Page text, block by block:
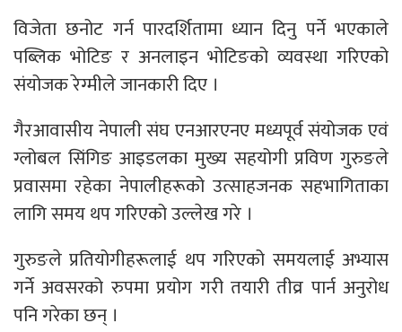
विजेता छनोट गर्न पारदर्शितामा ध्यान दिनु पर्ने भएकाले
पब्लिक भोटिङ र अनलाइन भोटिङको व्यवस्था गरिएको
संयोजक रेग्मीले जानकारी दिए ।
गैरआवासीय नेपाली संघ एनआरएनए मध्यपूर्व संयोजक एवं
ग्लोबल सिंगिङ आइडलका मुख्य सहयोगी प्रविण गुरुङले
प्रवासमा रहेका नेपालीहरूको उत्साहजनक सहभागिताका
लागि समय थप गरिएको उल्लेख गरे ।
गुरुङले प्रतियोगीहरूलाई थप गरिएको समयलाई अभ्यास
गर्ने अवसरको रुपमा प्रयोग गरी तयारी तीव्र पार्न अनुरोध
पनि गरेका छन् ।